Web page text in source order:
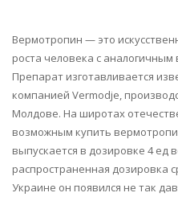
Вермотропин — это
роста человека с
Препарат изготавливается
компанией Vermodje,
Молдове. На широтах
возможным купить
выпускается в дозировке 4 ед
распространенная дозировка
Украине он появился не так